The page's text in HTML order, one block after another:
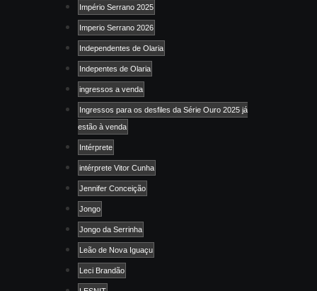
Império Serrano 2025
Imperio Serrano 2026
Independentes de Olaria
Indepentes de Olaria
ingressos a venda
Ingressos para os desfiles da Série Ouro 2025 já
estão à venda
Intérprete
intérprete Vitor Cunha
Jennifer Conceição
Jongo
Jongo da Serrinha
Leão de Nova Iguaçu
Leci Brandão